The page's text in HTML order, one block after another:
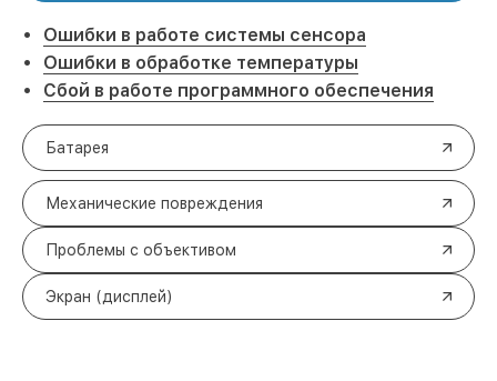
Ошибки в работе системы сенсора
Ошибки в обработке температуры
Сбой в работе программного обеспечения
Батарея
Механические повреждения
Проблемы с объективом
Экран (дисплей)